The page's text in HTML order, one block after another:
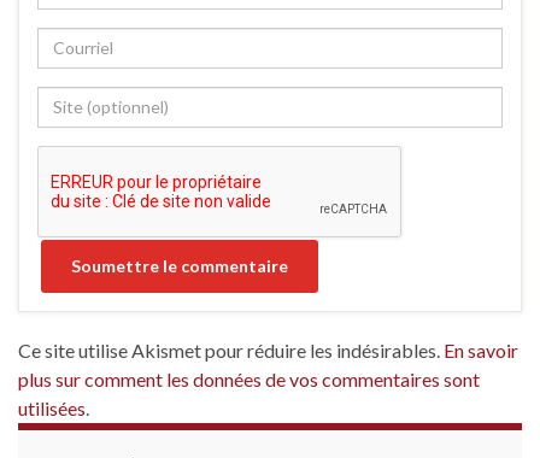
Ce site utilise Akismet pour réduire les indésirables. En savoir
plus sur comment les données de vos commentaires sont
utilisées.